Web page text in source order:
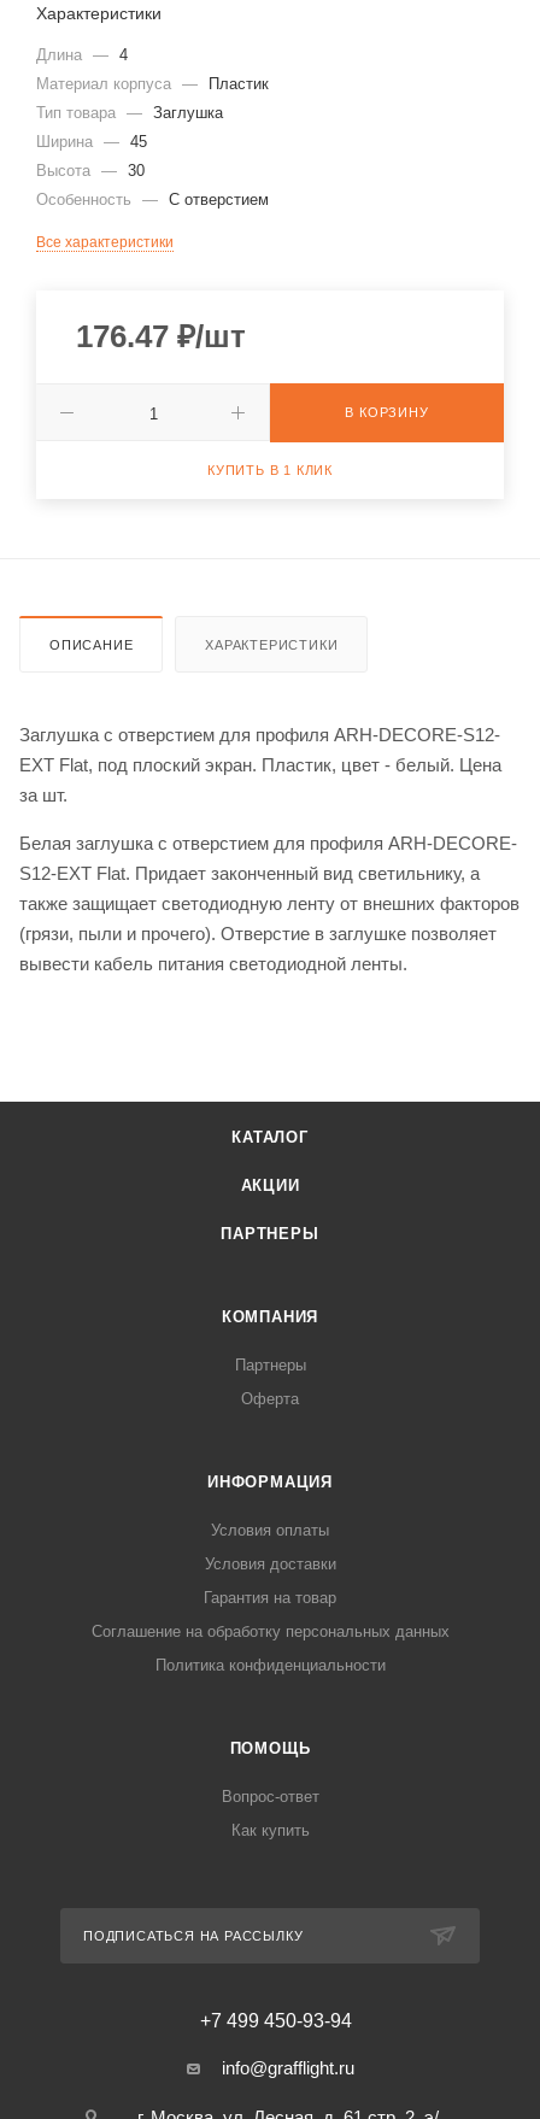
Характеристики
Длина — 4
Материал корпуса —
Пластик
Тип товара — Заглушка
Ширина — 45
Высота — 30
Особенность
— С отверстием
Все характеристики
176.47 ₽/шт
В КОРЗИНУ
КУПИТЬ В 1 КЛИК
ОПИСАНИЕ ХАРАКТЕРИСТИКИ
Заглушка с отверстием для профиля ARH-DECORE-S12-
EXT Flat, под плоский экран. Пластик, цвет - белый. Цена
за шт.
Белая заглушка с отверстием для профиля ARH-DECORE-
S12-EXT Flat. Придает законченный вид светильнику, а
также защищает светодиодную ленту от внешних факторов
(грязи, пыли и прочего). Отверстие в заглушке позволяет
вывести кабель питания светодиодной ленты.
КАТАЛОГ
АКЦИИ
ПАРТНЕРЫ
КОМПАНИЯ
Партнеры
Оферта
ИНФОРМАЦИЯ
Условия оплаты
Условия доставки
Гарантия на товар
Соглашение на обработку персональных данных
Политика конфиденциальности
ПОМОЩЬ
Вопрос-ответ
Как купить
ПОДПИСАТЬСЯ НА РАССЫЛКУ
+7 499 450-93-94
info@grafflight.ru